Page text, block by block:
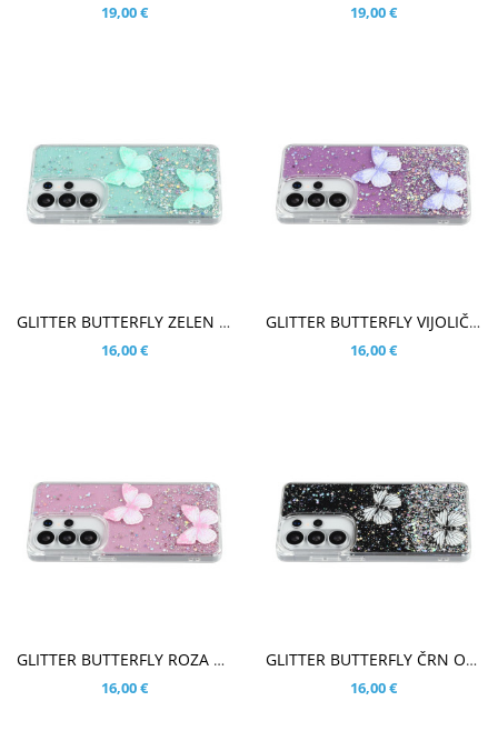
19,00 €
19,00 €
GLITTER BUTTERFLY ZELEN OVITEK ZA SAMSUNG GALAXY S26 ULTRA
16,00 €
GLITTER BUTTERFLY VIJOLIČNI OVITEK ZA SAMSUNG GALAXY S26 ULTRA
16,00 €
GLITTER BUTTERFLY ROZA OVITEK ZA SAMSUNG GALAXY S26 ULTRA
16,00 €
GLITTER BUTTERFLY ČRN OVITEK ZA SAMSUNG GALAXY S26 ULTRA
16,00 €